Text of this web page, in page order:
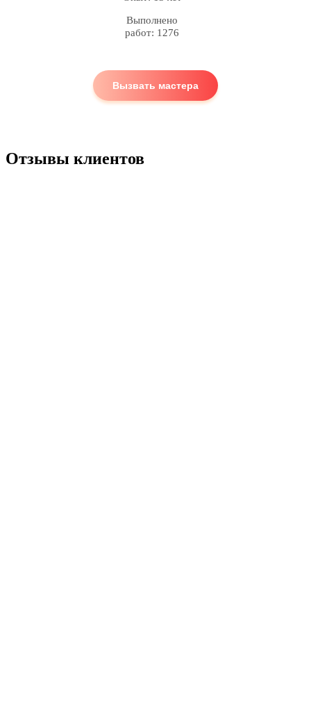
Выполнено
работ: 1276
Вызвать мастера
Отзывы клиентов